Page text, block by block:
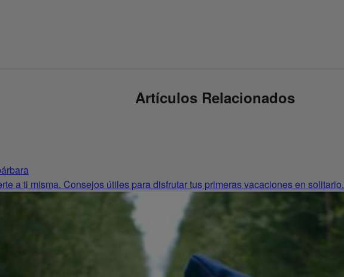
Artículos Relacionados
a ti misma. Consejos útiles para disfrutar tus primeras vacaciones en solitario.